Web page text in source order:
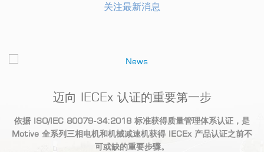
关注最新消息
迈向 IECEx 认证的重要第一步
依据 ISO/IEC 80079-34:2018 标准获得质量管理体系认证，是
Motive 全系列三相电机和机械减速机获得 IECEx 产品认证之前不
可或缺的重要步骤。